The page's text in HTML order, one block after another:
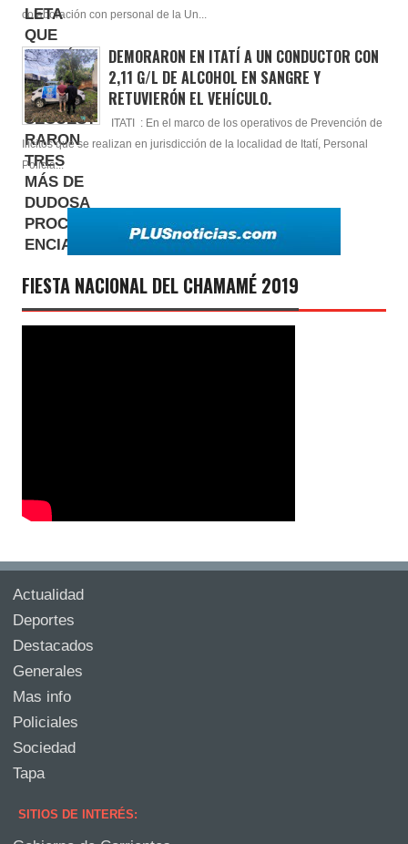
colaboración con personal de la Un...
DEMORARON EN ITATÍ A UN CONDUCTOR CON
2,11 G/L DE ALCOHOL EN SANGRE Y
RETUVIERÓN EL VEHÍCULO.
ITATI : En el marco de los operativos de Prevención de
Ilícitos que se realizan en jurisdicción de la localidad de Itatí, Personal
Policia...
FIESTA NACIONAL DEL CHAMAMÉ 2019
Actualidad
Deportes
Destacados
Generales
Mas info
Policiales
Sociedad
Tapa
SITIOS DE INTERÉS: